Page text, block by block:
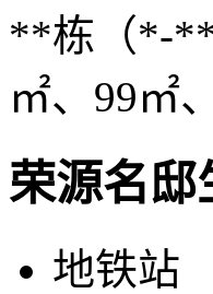
**栋（*-**
㎡、99㎡
荣源名邸
地铁站